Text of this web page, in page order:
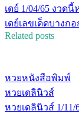
เดย์ 1/04/65 งวดนี้
เดย์เลขเด็ดบางกอ
Related posts
หวยหนังสือพิมพ์
หวยเดลินิวส์
หวยเดลินิวส์ 1/11/